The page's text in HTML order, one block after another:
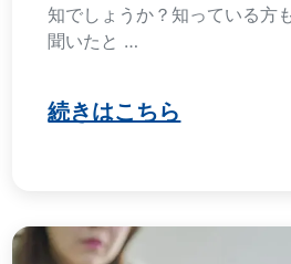
知でしょうか？知っている方
聞いたと …
続きはこちら